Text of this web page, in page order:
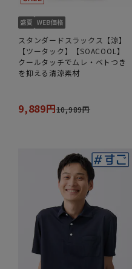
スタンダードスラックス【涼】
【ツータック】【SOACOOL】
クールタッチでムレ・ベトつき
を抑える清涼素材
9,889円10,989円